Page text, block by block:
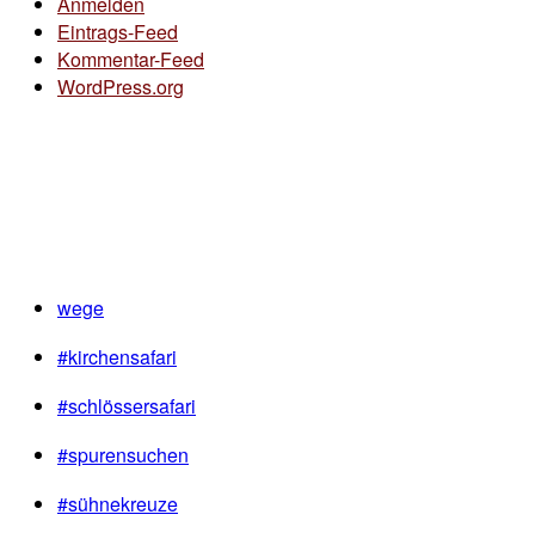
Eintrags-Feed
Kommentar-Feed
WordPress.org
wege
#kirchensafari
#schlössersafari
#spurensuchen
#sühnekreuze